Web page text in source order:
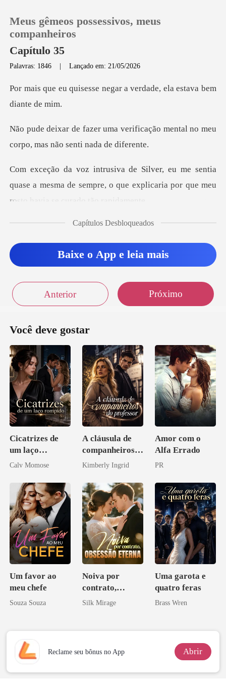
Loja
Histórico
Meus gêmeos possessivos, meus
companheiros
Capítulo 35
Palavras: 1846 |Lançado em: 21/05/2026
negar a verdade, ela es
rificação mental no meu
corpo,
ntia
quase a mesma de sempre, o que explicaria p
esperar Capítulos Desbloqueados
Baixe o App e leia mais
Anterior Próximo
Você deve gostar
Cicatrizes de
um laço
rompido
Calv Momose
A cláusula de
companheiros
do professor
Kimberly Ingrid
Amor com o
Alfa Errado
PR
Um favor ao
meu chefe
Souza Souza
Noiva por
contrato,
obsessão eterna
Silk Mirage
Uma garota e
quatro feras
Brass Wren
Reclame seu bônus no App Abrir